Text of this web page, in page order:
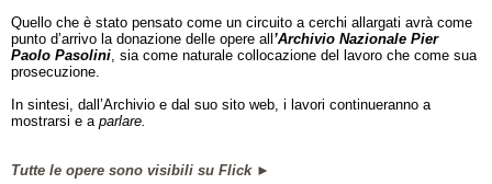
Quello che è stato pensato come un circuito a cerchi allargati avrà come
punto d’arrivo la donazione delle opere all ’Archivio Nazionale Pier
Paolo Pasolini, sia come naturale collocazione del lavoro che come sua
prosecuzione.
In sintesi, dall’Archivio e dal suo sito web, i lavori continueranno a
mostrarsi e a parlare.
Tutte le opere sono visibili su Flick ►